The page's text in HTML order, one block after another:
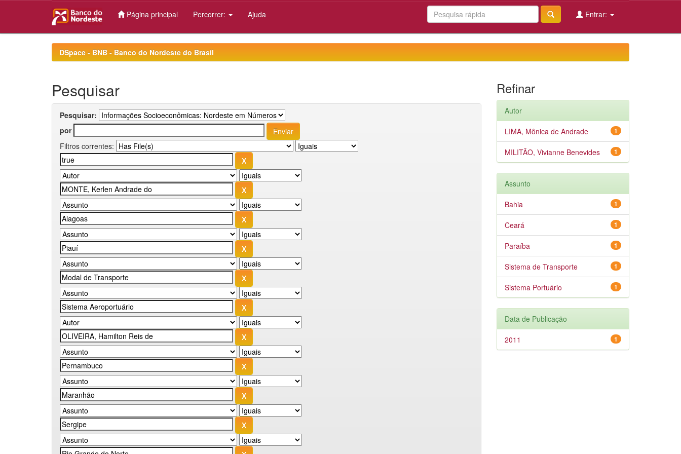
Página principal Percorrer: Ajuda Entrar:
DSpace - BNB - Banco do Nordeste do Brasil
Pesquisar
Pesquisar:
por
Filtros correntes:
Refinar
Autor
1
LIMA, Mônica de Andrade
1
MILITÃO, Vivianne Benevides
Assunto
1
Bahia
1
Ceará
1
Paraíba
1
Sistema de Transporte
1
Sistema Portuário
Data de Publicação
1
2011